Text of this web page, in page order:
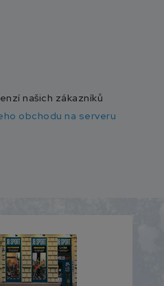
našich zákazníků
obchodu na serveru